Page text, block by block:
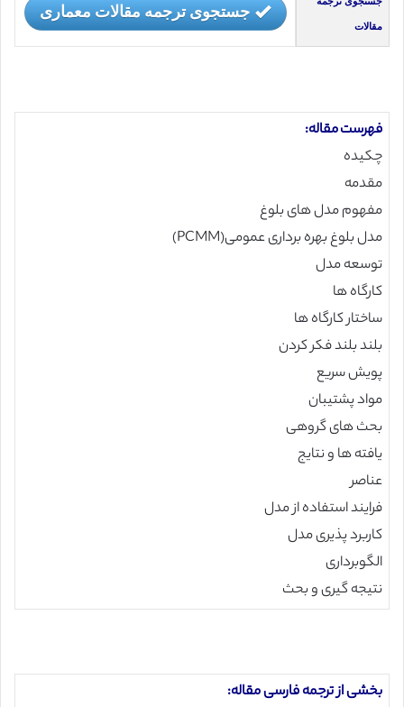
مقالات
جستجوی ترجمه مقالات معماری
فهرست مقاله:
چکیده
مقدمه
مفهوم مدل های بلوغ
مدل بلوغ بهره برداری عمومی(PCMM)
توسعه مدل
کارگاه ها
ساختار کارگاه ها
بلند بلند فکر کردن
پویش سریع
مواد پشتیبان
بحث های گروهی
یافته ها و نتایج
عناصر
فرایند استفاده از مدل
کاربرد پذیری مدل
الگوبرداری
نتیجه گیری و بحث
بخشی از ترجمه فارسی مقاله: